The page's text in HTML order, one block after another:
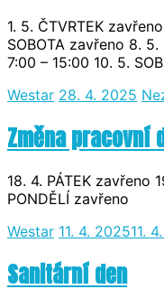
1. 5. ČTVRTEK
SOBOTA zavřeno 8.
7:00 – 15:00 10. 5.
Westar 28. 4. 2025
Změna pracovní
18. 4. PÁTEK zavřeno
PONDĚLÍ zavřeno
Westar 11. 4. 202511.
Sanitární den